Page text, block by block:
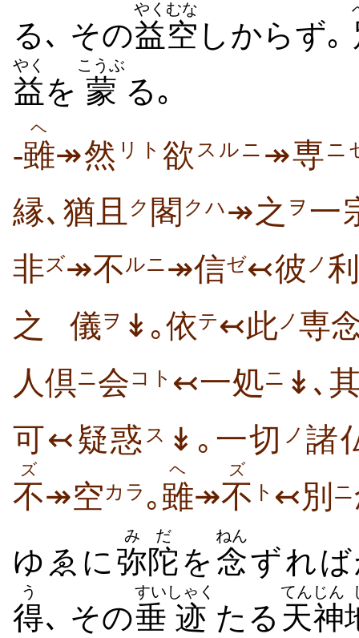
る､ その益
やく
空
むな
しからず｡
益
やく
を 蒙
こうぶ
る｡
-雖
ヘ
↠然 リト 欲 スルニ ↠専ニ
縁､猶且ク 閣 クハ↠之 ヲ 一
非ズ↠不ルニ↠信ゼ↢彼 ノ
之
儀ヲ ↡｡依テ↢此 ノ 専
人倶ニ会コト ↢一処ニ ↡､
可↢疑惑 ス ↡｡一切 ノ 諸
不
ズ
↠空カラ ｡雖
ヘ
↠不
ズ
ト ↢別 ニ
ゆゑに 弥陀
みだ
を 念
ねん
ずれ
得
う
､ その垂
すい
迹
しゃく
たる 天神
てんじん